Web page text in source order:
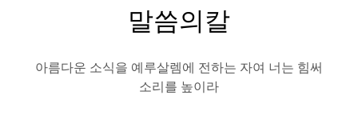
나눔자료실
신앙문답편
말씀의칼
말씀의칼
아름다운 소식을 예루살렘에 전하는 자여 너는 힘써
소리를 높이라